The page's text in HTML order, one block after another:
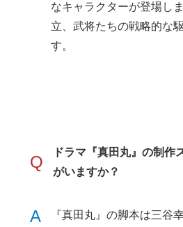
なキャラクターが登場し
立、武将たちの戦略的な
す。
Q
ドラマ『真田丸』の制作
がいますか？
A
『真田丸』の脚本は三谷